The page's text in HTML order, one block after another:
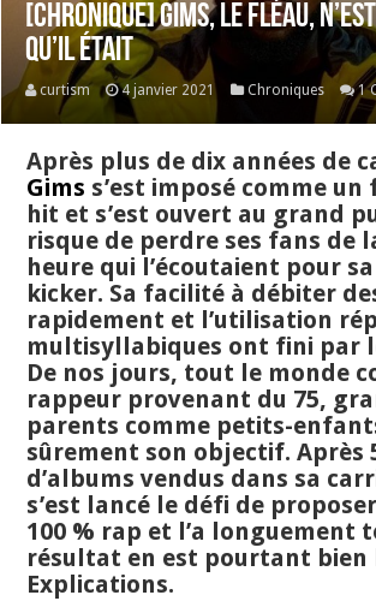
[Chronique] Gims, le fléau,
qu’il était
curtism 4 janvier 2021 Chroniques 1
Après plus de dix années de
Gims s’est imposé comme un
hit et s’est ouvert au grand
risque de perdre ses fans de
heure qui l’écoutaient pour
kicker. Sa facilité à débiter
rapidement et l’utilisation
multisyllabiques ont fini par
De nos jours, tout le monde
rappeur provenant du 75,
parents comme petits-
sûrement son objectif. Après
d’albums vendus dans sa
s’est lancé le défi de
100 % rap et l’a longuement
résultat en est pourtant bien
Explications.